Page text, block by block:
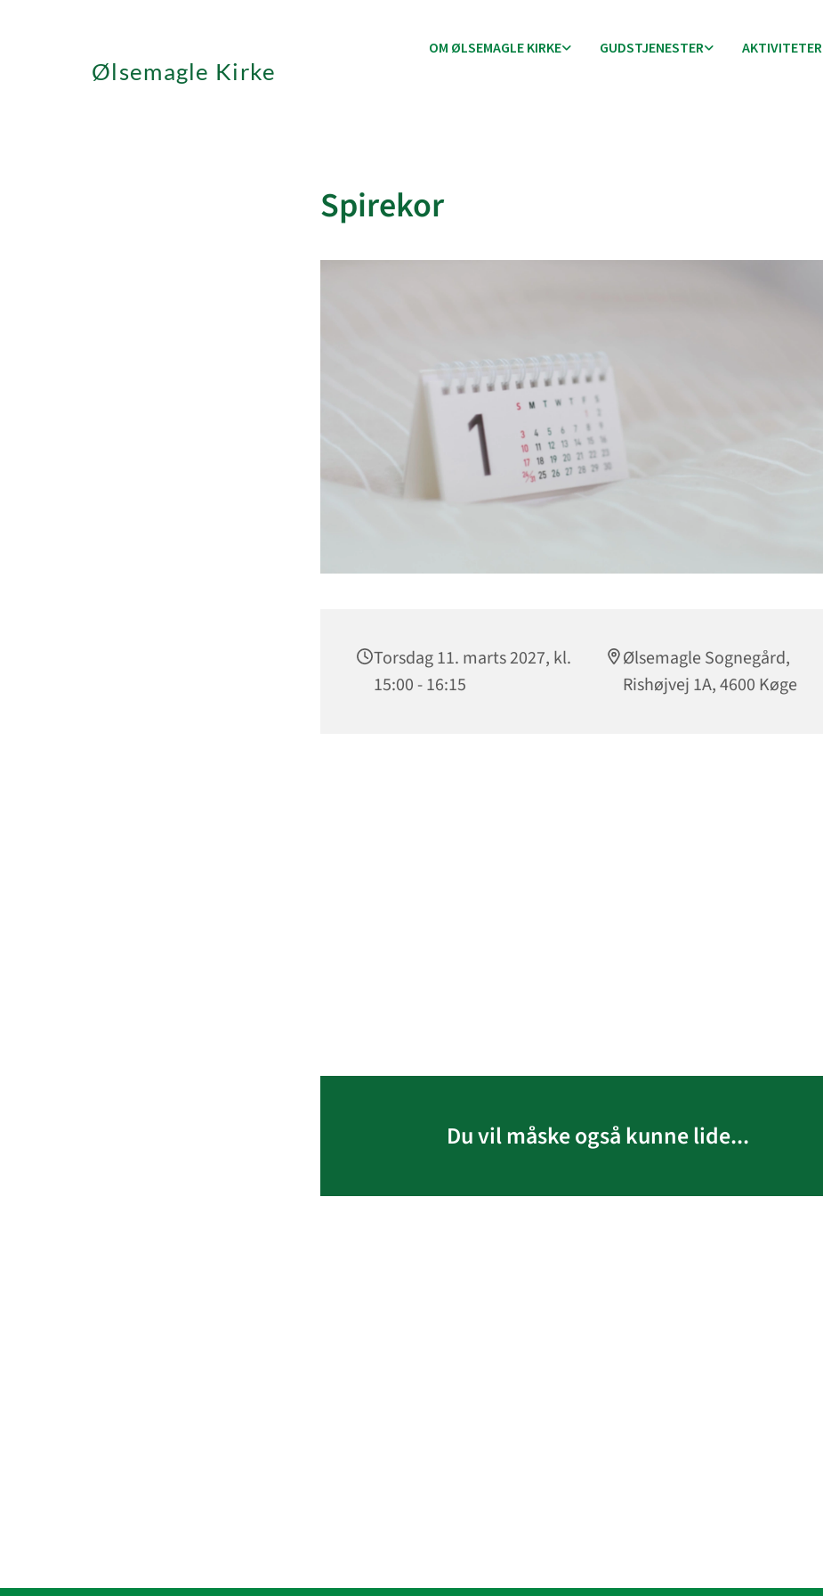
Ølsemagle Kirke
OM ØLSEMAGLE KIRKE GUDSTJENESTER AKTIVITETER
Spirekor
Torsdag 11. marts 2027, kl.
15:00 - 16:15
Ølsemagle Sognegård,
Rishøjvej 1A, 4600 Køge
Du vil måske også kunne lide...